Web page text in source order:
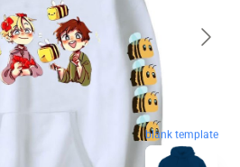
blank template